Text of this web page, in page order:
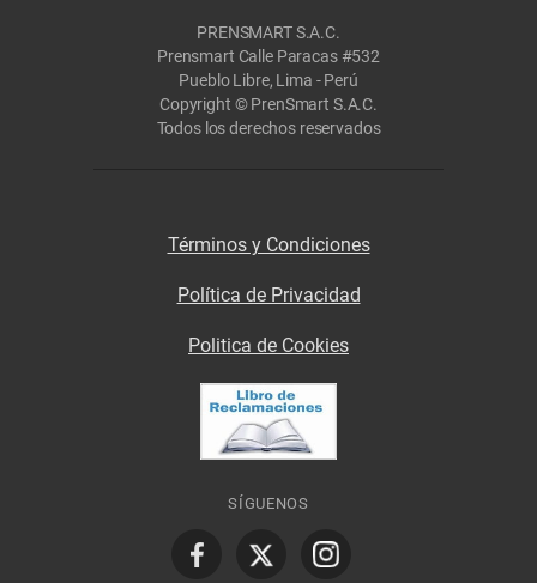
PRENSMART S.A.C.
Prensmart Calle Paracas #532
Pueblo Libre, Lima - Perú
Copyright © PrenSmart S.A.C.
Todos los derechos reservados
Términos y Condiciones
Política de Privacidad
Politica de Cookies
SÍGUENOS